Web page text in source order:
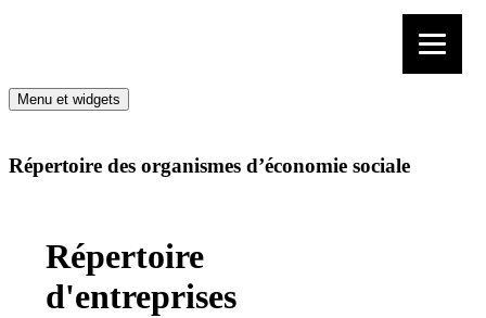
Menu et widgets
Répertoire des organismes d’économie sociale
Répertoire
d'entreprises